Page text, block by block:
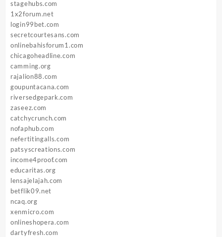
stagehubs.com
1x2forum.net
login99bet.com
secretcourtesans.com
onlinebahisforum1.com
chicagoheadline.com
camming.org
rajalion88.com
goupuntacana.com
riversedgepark.com
zaseez.com
catchycrunch.com
nofaphub.com
nefertitingalls.com
patsyscreations.com
income4proof.com
educaritas.org
lensajelajah.com
betflik09.net
ncaq.org
xenmicro.com
onlineshopera.com
dartyfresh.com